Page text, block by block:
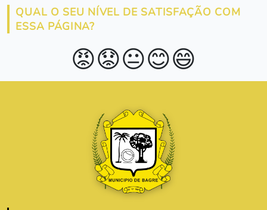
QUAL O SEU NÍVEL DE SATISFAÇÃO COM
ESSA PÁGINA?
😡😟😐😊😄